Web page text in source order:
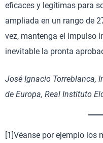
eficaces y legítimas para
ampliada en un rango de
vez, mantenga el impulso
inevitable la pronta
José Ignacio Torreblanca,
de Europa, Real Instituto
[1]Véanse por ejemplo los